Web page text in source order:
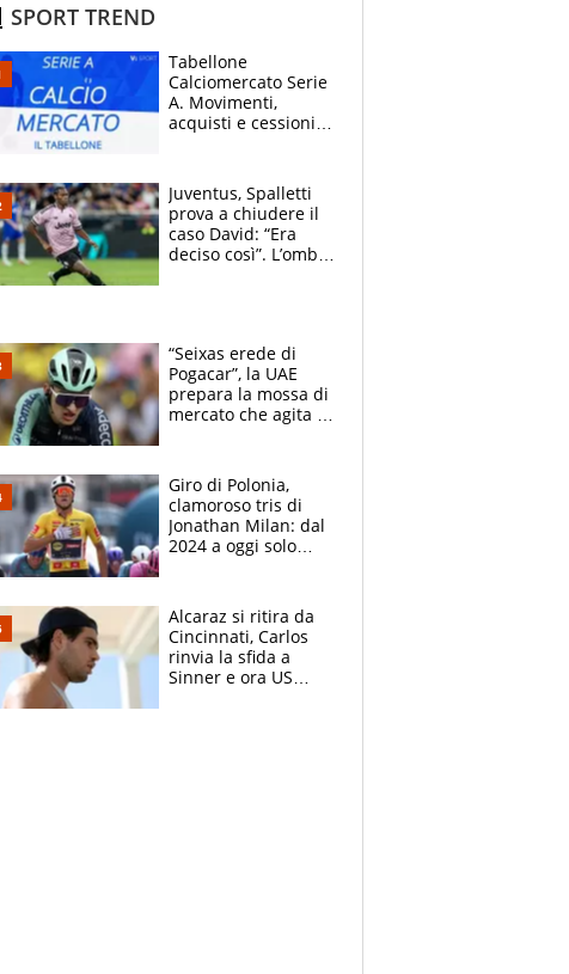
SPORT TREND
Tabellone
Calciomercato Serie
A. Movimenti,
acquisti e cessioni:
Juventus, Spalletti
prova a chiudere il
caso David: “Era
deciso così”. L’ombra
“Seixas erede di
Pogacar”, la UAE
prepara la mossa di
mercato che agita la
a Burgos
Giro di Polonia,
clamoroso tris di
Jonathan Milan: dal
2024 a oggi solo
e Skerl
Alcaraz si ritira da
Cincinnati, Carlos
rinvia la sfida a
Sinner e ora US